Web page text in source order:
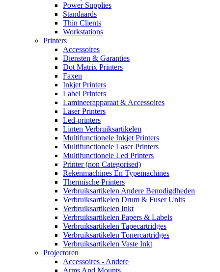
Power Supplies
Standaards
Thin Clients
Workstations
Printers
Accessoires
Diensten & Garanties
Dot Matrix Printers
Faxen
Inkjet Printers
Label Printers
Lamineerapparaat & Accessoires
Laser Printers
Led-printers
Linten Verbruiksartikelen
Multifunctionele Inkjet Printers
Multifunctionele Laser Printers
Multifunctionele Led Printers
Printer (non Categorised)
Rekenmachines En Typemachines
Thermische Printers
Verbruiksartikelen Andere Benodigdheden
Verbruiksartikelen Drum & Fuser Units
Verbruiksartikelen Inkt
Verbruiksartikelen Papers & Labels
Verbruiksartikelen Tapecartridges
Verbruiksartikelen Tonercartridges
Verbruiksartikelen Vaste Inkt
Projectoren
Accessoires - Andere
Arms And Mounts